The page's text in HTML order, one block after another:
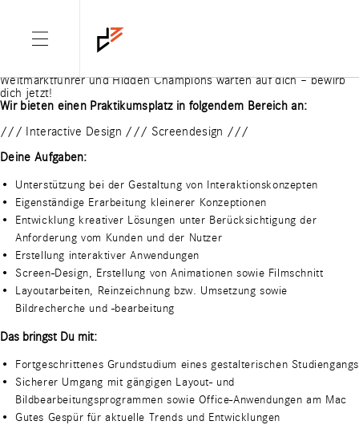
PRAKTIKANT DIGITAL (M/W/D)
Werde Teil der Engineers of Elegance in unserer alten Gießerei am
Weltmarktführer und Hidden Champions warten auf dich – bewirb
dich jetzt!
Wir bieten einen Praktikumsplatz in folgendem Bereich an:
/// Interactive Design /// Screendesign ///
Deine Aufgaben:
Unterstützung bei der Gestaltung von Interaktionskonzepten
Eigenständige Erarbeitung kleinerer Konzeptionen
Entwicklung kreativer Lösungen unter Berücksichtigung der
Anforderung vom Kunden und der Nutzer
Erstellung interaktiver Anwendungen
Screen-Design, Erstellung von Animationen sowie Filmschnitt
Layoutarbeiten, Reinzeichnung bzw. Umsetzung sowie
Bildrecherche und -bearbeitung
Das bringst Du mit:
Fortgeschrittenes Grundstudium eines gestalterischen Studiengangs
Sicherer Umgang mit gängigen Layout- und
Bildbearbeitungsprogrammen sowie Office-Anwendungen am Mac
Gutes Gespür für aktuelle Trends und Entwicklungen